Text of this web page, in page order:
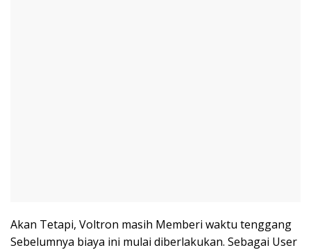
Akan Tetapi, Voltron masih Memberi waktu tenggang
Sebelumnya biaya ini mulai diberlakukan. Sebagai User